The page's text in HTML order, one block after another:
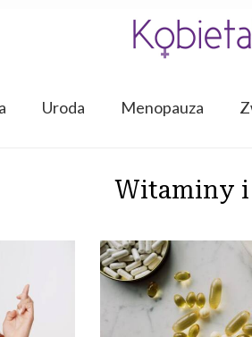
Uroda Menopauza
Witaminy i